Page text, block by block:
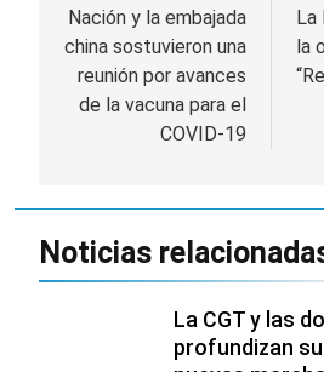
de
entradas
Nación y la embajada
china sostuvieron una
reunión por avances
de la vacuna para el
COVID-19
La
la
Noticias
La CGT y las
profundizan